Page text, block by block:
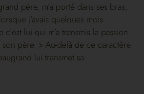
père, m’a porté dans ses bras,
j’avais quelques mois.
c’est lui qui m’a transmis la passion
son père. » Au-delà de ce caractère
lui transmet sa